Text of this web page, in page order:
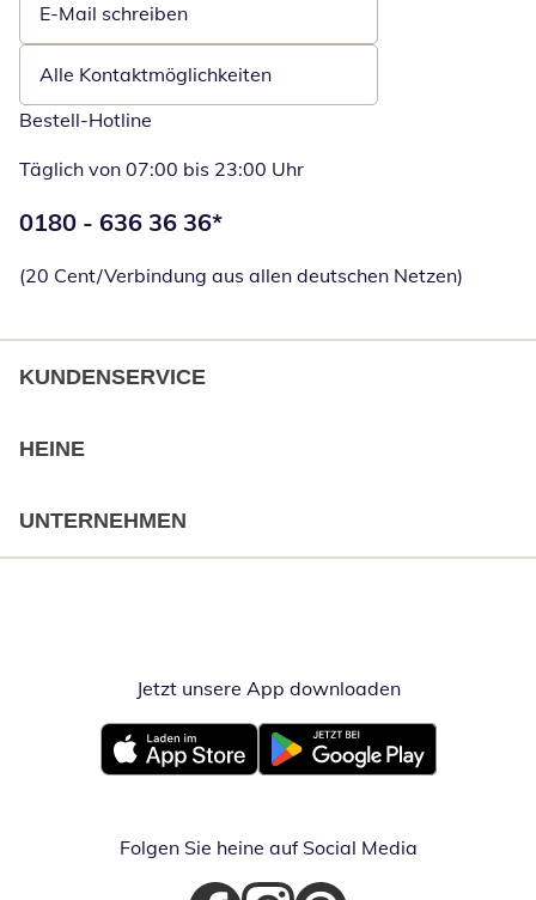
E-Mail schreiben
Öffnet E-Mail-Client
Alle Kontaktmöglichkeiten
Bestell-Hotline
Täglich von 07:00 bis 23:00 Uhr
Telefonnummer:
0180 - 636 36 36*
(20 Cent/Verbindung aus allen deutschen Netzen)
KUNDENSERVICE
HEINE
UNTERNEHMEN
Jetzt unsere App downloadenÖffnet in
Öffnet in neuem FensterÖffnet in neuem Fenster
Folgen Sie heine auf Social Media